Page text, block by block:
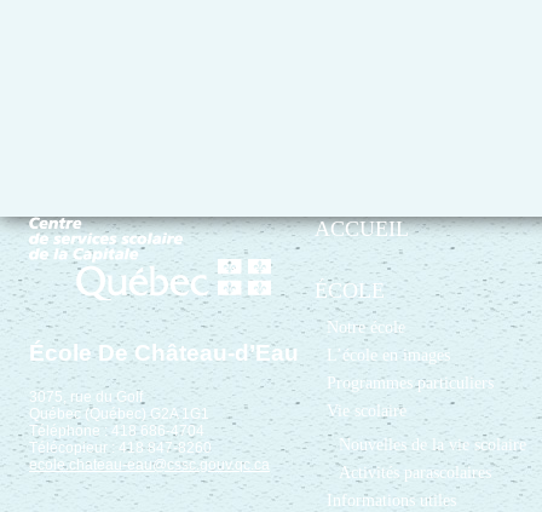
École De Château-d’Eau
3075, rue du Golf
Québec (Québec) G2A 1G1
Téléphone : 418 686-4704
Télécopieur : 418 847-8260
ecole.chateau-eau@cssc.gouv.qc.ca
ACCUEIL
ÉCOLE
Notre école
L’école en images
Programmes particuliers
Vie scolaire
Nouvelles de la vie scolaire
Activités parascolaires
Informations utiles